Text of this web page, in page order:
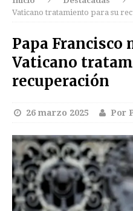
Vaticano tratamiento para su
Papa Francisco
Vaticano
recuperación
26 marzo 2025 Por